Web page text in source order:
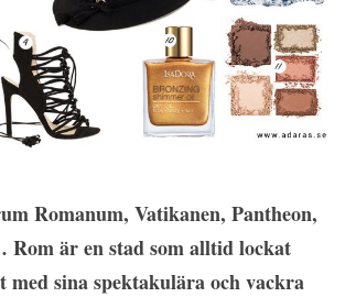
Romanum, Vatikanen, Pantheon,
är en stad som alltid lockat
sina spektakulära och vackra